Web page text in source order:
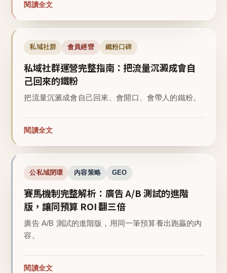
閱讀全文
私域社群 會員經營 鐵粉口碑
私域社群運營完整指南：把流量沉澱成會自
己回來的鐵粉
把流量沉澱成會自己回來、會開口、會帶人的鐵粉。
閱讀全文
公私域閉環 內容策略 GEO
賽馬機制完整解析：廣告 A/B 測試的進階
版，讓同預算 ROI 翻三倍
廣告 A/B 測試的進階版，用同一筆預算養出跑贏的內
容。
閱讀全文